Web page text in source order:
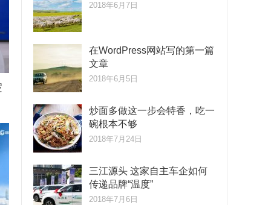
2018年6月7日
在WordPress网站写的第一篇
文章
2018年6月5日
炒面多做这一步会特香，吃一
碗根本不够
2018年7月24日
三江源头 这家自主车企如何
传递品牌“温度”
2018年7月6日